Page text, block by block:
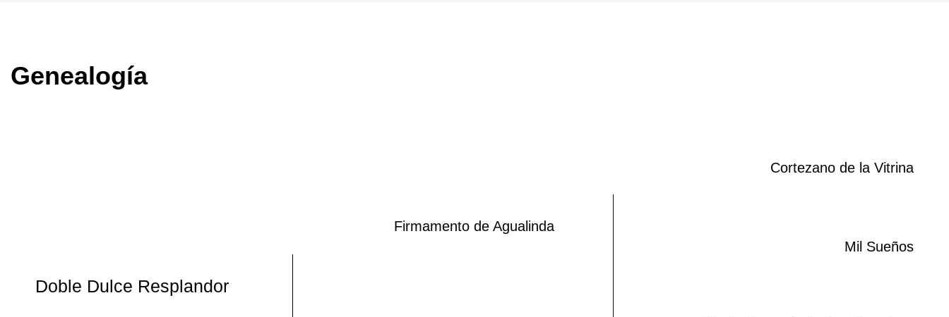
Genealogía
Doble Dulce Resplandor
Firmamento de Agualinda
Cortezano de la Vitrina
Mil Sueños